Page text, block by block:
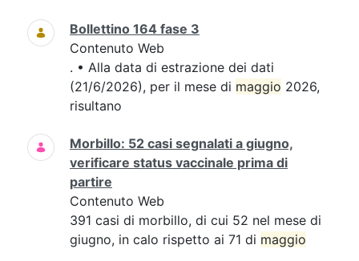
Bollettino 164 fase 3
Contenuto Web
. • Alla data di estrazione dei dati
(21/6/2026), per il mese di maggio 2026,
risultano
Morbillo: 52 casi segnalati a giugno,
verificare status vaccinale prima di
partire
Contenuto Web
391 casi di morbillo, di cui 52 nel mese di
giugno, in calo rispetto ai 71 di maggio